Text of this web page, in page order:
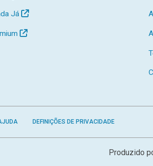
Já
DEFINIÇÕES DE PRIVACIDADE
Produzido